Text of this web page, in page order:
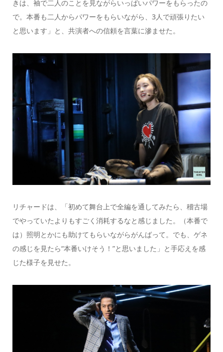
きは、袖で二人のことを見ながらいっぱいパワーをもらったの
で。本番も二人からパワーをもらいながら、3人で頑張りたい
と思います」と、共演者への信頼を言葉に滲ませた。
リチャードは、「初めて舞台上で全編を通してみたら、稽古場
でやっていたよりもすごく消耗するなと感じました。（本番で
は）照明とかにも助けてもらいながらがんばって。でも、ゲネ
の感じを見たら“本番いけそう！”と思いました」と手応えを感
じた様子を見せた。